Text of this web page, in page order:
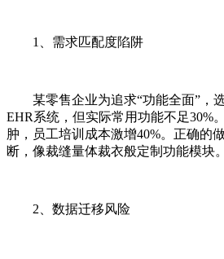
1、需求匹配度陷阱
某零售企业为追求“功能全面”，
EHR系统，但实际常用功能不足30%
肿，员工培训成本激增40%。正确的
断，像裁缝量体裁衣般定制功能模块。
2、数据迁移风险